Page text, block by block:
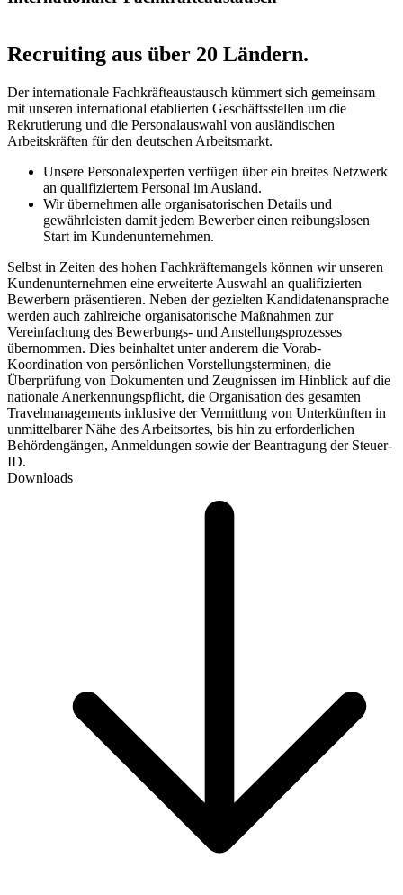
Recruiting aus über 20 Ländern.
Der internationale Fachkräfteaustausch kümmert sich gemeinsam
mit unseren international etablierten Geschäftsstellen um die
Rekrutierung und die Personalauswahl von ausländischen
Arbeitskräften für den deutschen Arbeitsmarkt.
Unsere Personalexperten verfügen über ein breites Netzwerk
an qualifiziertem Personal im Ausland.
Wir übernehmen alle organisatorischen Details und
gewährleisten damit jedem Bewerber einen reibungslosen
Start im Kundenunternehmen.
Selbst in Zeiten des hohen Fachkräftemangels können wir unseren
Kundenunternehmen eine erweiterte Auswahl an qualifizierten
Bewerbern präsentieren. Neben der gezielten Kandidatenansprache
werden auch zahlreiche organisatorische Maßnahmen zur
Vereinfachung des Bewerbungs- und Anstellungsprozesses
übernommen. Dies beinhaltet unter anderem die Vorab-
Koordination von persönlichen Vorstellungsterminen, die
Überprüfung von Dokumenten und Zeugnissen im Hinblick auf die
nationale Anerkennungspflicht, die Organisation des gesamten
Travelmanagements inklusive der Vermittlung von Unterkünften in
unmittelbarer Nähe des Arbeitsortes, bis hin zu erforderlichen
Behördengängen, Anmeldungen sowie der Beantragung der Steuer-
ID.
Downloads